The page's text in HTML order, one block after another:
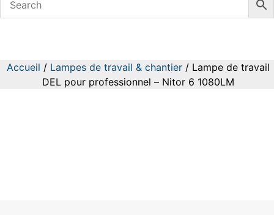
Accueil / Lampes de travail & chantier / Lampe de travail
DEL pour professionnel – Nitor 6 1080LM